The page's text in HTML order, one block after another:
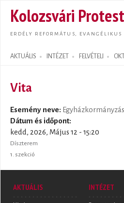
Kolozsvári
ERDÉLY REFORMÁTUS,
AKTUÁLIS INTÉZET FELVÉTELI
Search form
Vita
Esemény neve:
Dátum és időpont:
kedd, 2026, Május 12 - 15:20
Díszterem
1. szekció
AKTUÁLIS
INTÉZET